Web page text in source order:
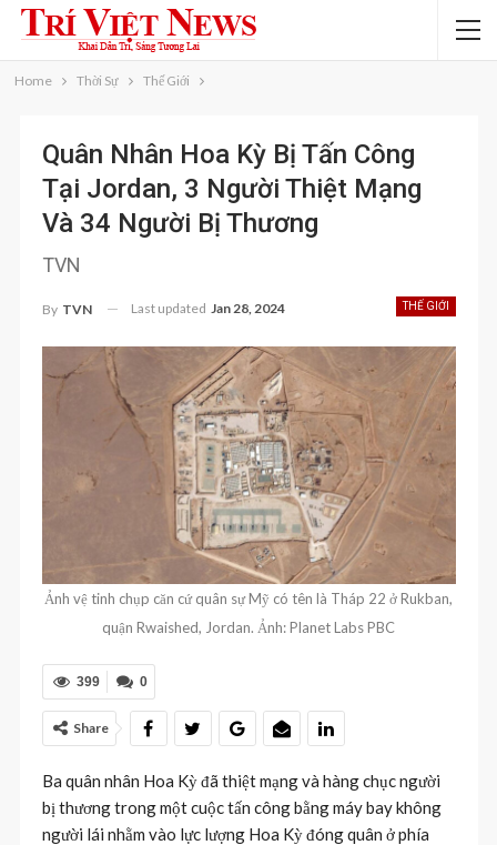
Home Thời Sự Thế Giới
Quân Nhân Hoa Kỳ Bị Tấn Công
Tại Jordan, 3 Người Thiệt Mạng
Và 34 Người Bị Thương
TVN
THẾ GIỚI
By TVN Last updated Jan 28, 2024
Ảnh vệ tinh chụp căn cứ quân sự Mỹ có tên là Tháp 22 ở Rukban,
quận Rwaished, Jordan. Ảnh: Planet Labs PBC
0
399
Share
Ba quân nhân Hoa Kỳ đã thiệt mạng và hàng chục người
bị thương trong một cuộc tấn công bằng máy bay không
người lái nhằm vào lực lượng Hoa Kỳ đóng quân ở phía